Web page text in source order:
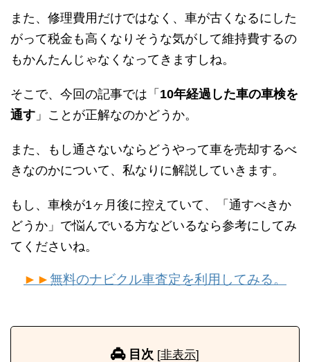
また、修理費用だけではなく、車が古くなるにした
がって税金も高くなりそうな気がして維持費するの
もかんたんじゃなくなってきますしね。
そこで、今回の記事では「 10年経過した車の車検を
通す 」ことが正解なのかどうか。
また、もし通さないならどうやって車を売却するべ
きなのかについて、私なりに解説していきます。
もし、車検が1ヶ月後に控えていて、「通すべきか
どうか」で悩んでいる方などいるなら参考にしてみ
てくださいね。
►►無料のナビクル車査定を利用してみる。
目次 [非表示]